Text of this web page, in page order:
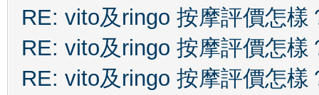
RE: vito及ringo 按摩評價怎樣
RE: vito及ringo 按摩評價怎樣
RE: vito及ringo 按摩評價怎樣